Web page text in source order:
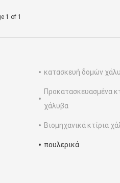
1 of 1
κατασκευή δομών
Προκατασκευασμένα
χάλυβα
Βιομηχανικά κτίρια
πουλερικά